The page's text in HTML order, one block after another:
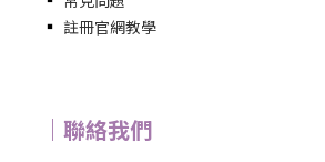
▪ 註冊官網教學
｜聯絡我們